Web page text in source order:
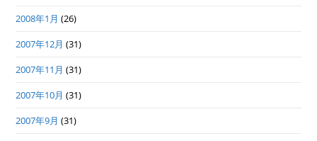
2008年1月 (26)
2007年12月 (31)
2007年11月 (31)
2007年10月 (31)
2007年9月 (31)